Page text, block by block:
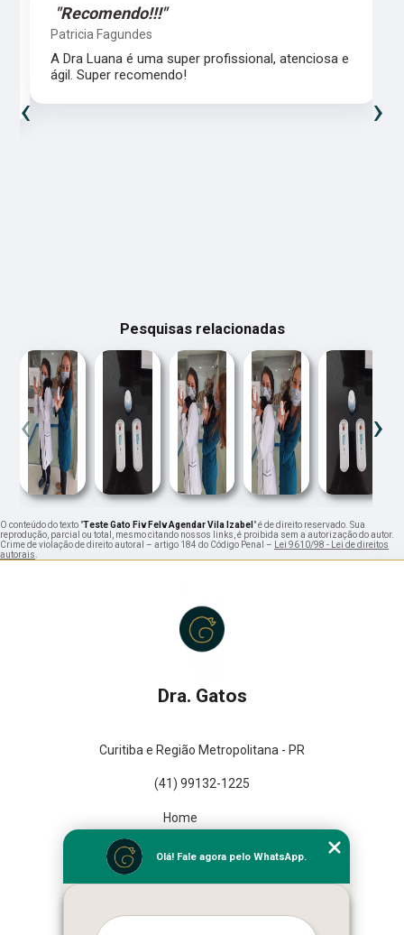
"Recomendo!!!"
Patricia Fagundes
A Dra Luana é uma super profissional, atenciosa e
ágil. Super recomendo!
‹ ›
Pesquisas relacionadas
‹ ›
O conteúdo do texto "Teste Gato Fiv Felv Agendar Vila Izabel " é de direito reservado. Sua
reprodução, parcial ou total, mesmo citando nossos links, é proibida sem a autorização do autor.
Crime de violação de direito autoral – artigo 184 do Código Penal –
Lei 9610/98 - Lei de direitos
autorais
Dra. Gatos
Curitiba e Região Metropolitana - PR
(41) 99132-1225
Home
Missão
Olá! Fale agora pelo WhatsApp.